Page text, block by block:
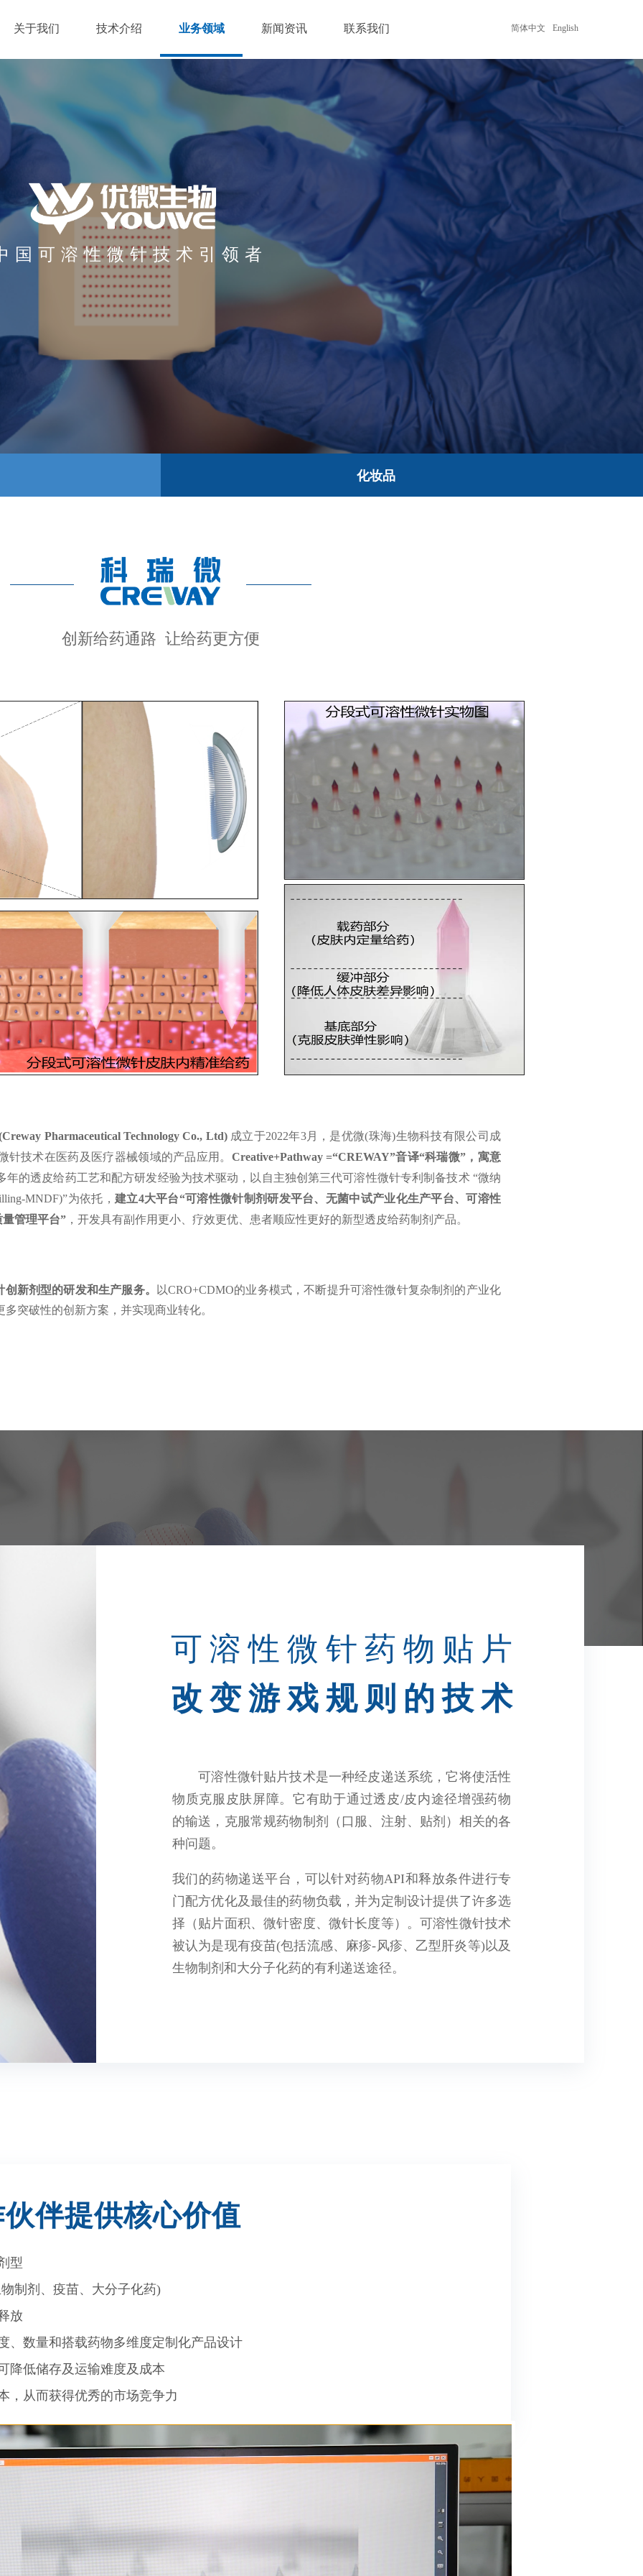
简体中文 English
关于我们 技术介绍 业务领域 新闻资讯 联系我们
化妆品
创新给药通路 让给药更方便
Pharmaceutical Technology Co., Ltd) 成立于2022年3月，是优微(珠海)生物科技有限公司成
针技术在医药及医疗器械领域的产品应用。 Creative+Pathway =“CREWAY”音译“科瑞微”，寓意
年的透皮给药工艺和配方研发经验为技术驱动，以自主独创第三代可溶性微针专利制备技术 “微纳
MNDF)”为依托， 建立4大平台“可溶性微针制剂研发平台、无菌中试产业化生产平台、可溶性
管理平台” ，开发具有副作用更小、疗效更优、患者顺应性更好的新型透皮给药制剂产品。
新剂型的研发和生产服务。
以CRO+CDMO的业务模式，不断提升可溶性微针复杂制剂的产业化
突破性的创新方案，并实现商业转化。
伴提供核心价值
型
制剂、疫苗、大分子化药)
放
、数量和搭载药物多维度定制化产品设计
降低储存及运输难度及成本
，从而获得优秀的市场竞争力
国可溶性微针技术引领者
可溶性微针药物贴片
改变游戏规则的技术
可溶性微针贴片技术是一种经皮递送系统，它将使活性
物质克服皮肤屏障。它有助于通过透皮/皮内途径增强药物
的输送， 克服常规药物制剂（口服、注射、贴剂）相关的各
种问题。
我们的药物递送平台，可以针对药物API和释放条件进行专
门配方优化及最佳的药物负载，并为定制设计提供了许多选
择（贴片面积、微针密度、微针长度等）。可溶性微针技术
被认为是现有疫苗(包括流感、麻疹-风疹、乙型肝炎等)以及
生物制剂和大分子化药的有利递送途径。